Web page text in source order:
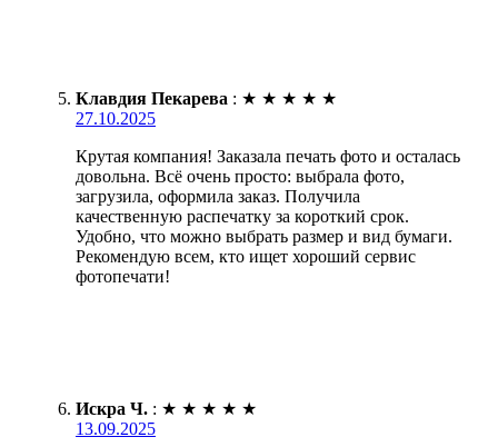
Клавдия Пекарева : ★ ★ ★ ★ ★
27.10.2025
Крутая компания! Заказала печать фото и осталась
довольна. Всё очень просто: выбрала фото,
загрузила, оформила заказ. Получила
качественную распечатку за короткий срок.
Удобно, что можно выбрать размер и вид бумаги.
Рекомендую всем, кто ищет хороший сервис
фотопечати!
Искра Ч. : ★ ★ ★ ★ ★
13.09.2025